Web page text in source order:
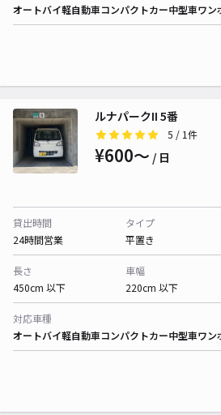
オートバイ軽自動車コンパクトカー中型車ワン
ルナパークII 5番
5 / 1件
¥600〜 / 日
貸出時間
24時間営業
タイプ
平置き
長さ
450cm 以下
車幅
220cm 以下
対応車種
オートバイ軽自動車コンパクトカー中型車ワン